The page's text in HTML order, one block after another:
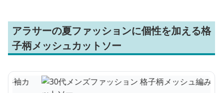
アラサーの夏ファッションに個性を加える格
子柄メッシュカットソー